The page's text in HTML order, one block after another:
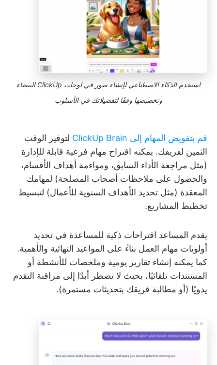
استخدم الذكاء الاصطناعي لإنشاء صور في لوحات ClickUp البيضاء
وتخصيصها وفقًا لتفضيلاتك في الأسلوب
قم بتفويض المهام إلى ClickUp Brain
لتوفير الوقت
الثمين لفريقك. يمكنه اقتراح مهام فرعية قابلة للإدارة
(مثل مراجعة الأداء السابق، ومواءمة أهداف الأقسام،
والحصول على ملاحظات أصحاب المصلحة) لمهامك
المعقدة (مثل تحديد الأهداف السنوية للأعمال) لتبسيط
تخطيط المشاريع.
يقدم المساعد اقتراحات ذكية للمساعدة في تحديد
أولويات مهام العمل بناءً على المواعيد النهائية والأهمية.
كما يمكنه إنشاء تقارير يومية وملخصات للأنشطة أو
المستندات تلقائيًا، بحيث لا تضطر أبدًا إلى مراقبة التقدم
يدويًا (أو مطالبة فريقك بتحديثات مستمرة).